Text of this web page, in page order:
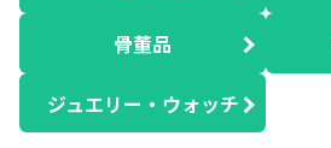
骨董品
ジュエリー・ウォッチ